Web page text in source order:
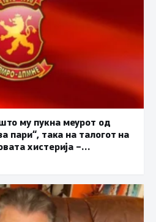
му пукна меурот од
пари“, така на талогот на
хистерија –
предлог